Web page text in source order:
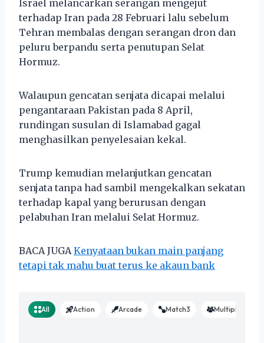
Israel melancarkan serangan mengejut
terhadap Iran pada 28 Februari lalu sebelum
Tehran membalas dengan serangan dron dan
peluru berpandu serta penutupan Selat
Hormuz.
Walaupun gencatan senjata dicapai melalui
pengantaraan Pakistan pada 8 April,
rundingan susulan di Islamabad gagal
menghasilkan penyelesaian kekal.
Trump kemudian melanjutkan gencatan
senjata tanpa had sambil mengekalkan sekatan
terhadap kapal yang berurusan dengan
pelabuhan Iran melalui Selat Hormuz.
BACA JUGA Kenyataan bukan main panjang
tetapi tak mahu buat terus ke akaun bank